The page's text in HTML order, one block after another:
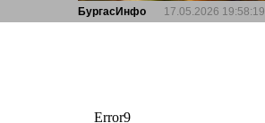
БургасИнфо 17.05.2026 19:58:19